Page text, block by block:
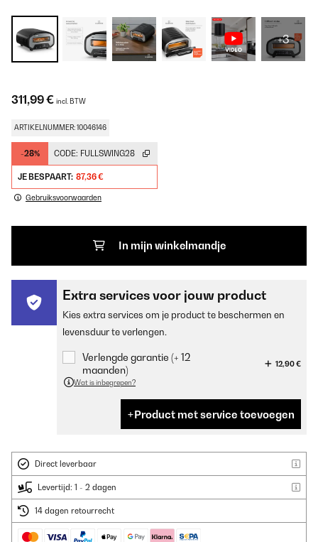
+3
311,99 € incl. BTW
ARTIKELNUMMER: 10046146
-28% CODE: FULLSWING28
JE BESPAART: 87,36 €
Gebruiksvoorwaarden
In mijn winkelmandje
Extra services voor jouw product
Kies extra services om je product te beschermen en
levensduur te verlengen.
Verlengde garantie (+ 12
maanden)
12,90 €
Wat is inbegrepen?
Product met service toevoegen
Direct leverbaar
Levertijd: 1 - 2 dagen
14 dagen retourrecht